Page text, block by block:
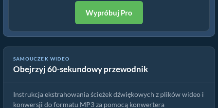
Wypróbuj Pro
SAMOUCZEK WIDEO
Obejrzyj 60-sekundowy przewodnik
Jak konwertować pliki video online za darmo
Instrukcja ekstrahowania ścieżek dźwiękowych z plików wideo i
konwersji do formatu MP3 za pomocą konwertera